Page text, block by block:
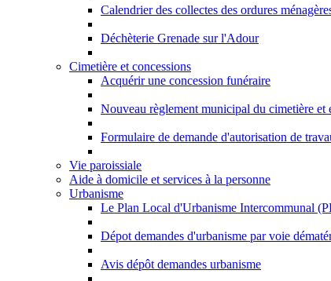
Calendrier des collectes des ordures
Déchèterie Grenade sur l'Adour
Cimetière et concessions
Acquérir une concession funéraire
Nouveau règlement municipal du cimetière et
Formulaire de demande d'autorisation de
Vie paroissiale
Aide à domicile et services à la personne
Urbanisme
Le Plan Local d'Urbanisme Intercommunal
Dépot demandes d'urbanisme par voie
Avis dépôt demandes urbanisme